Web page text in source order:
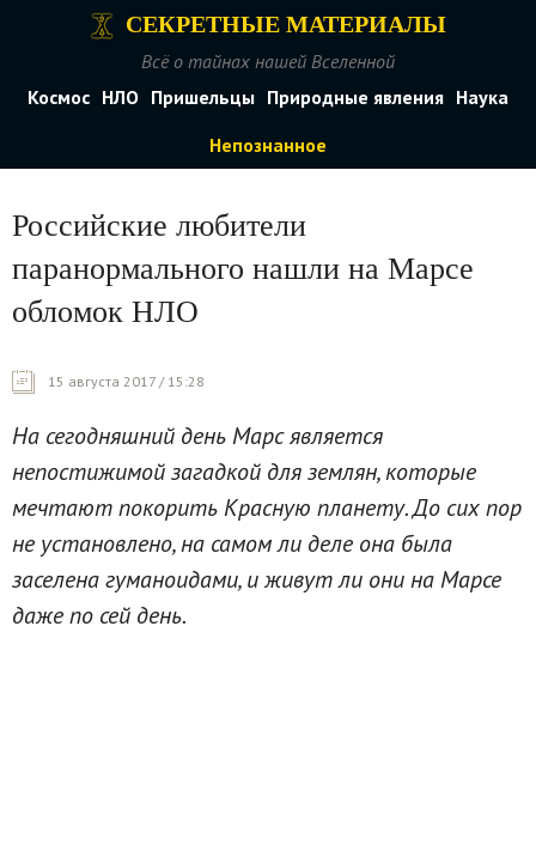
СЕКРЕТНЫЕ МАТЕРИАЛЫ
Всё о тайнах нашей Вселенной
Космос НЛО Пришельцы Природные явления Наука
Непознанное
Российские любители
паранормального нашли на Марсе
обломок НЛО
15 августа 2017 / 15:28
На сегодняшний день Марс является
непостижимой загадкой для землян, которые
мечтают покорить Красную планету. До сих пор
не установлено, на самом ли деле она была
заселена гуманоидами, и живут ли они на Марсе
даже по сей день.